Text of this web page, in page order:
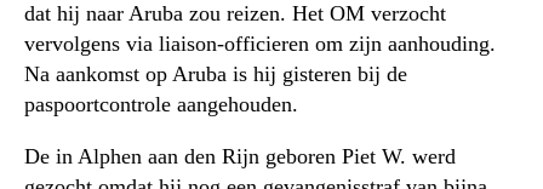
dat hij naar Aruba zou reizen. Het OM verzocht
vervolgens via liaison-officieren om zijn aanhouding.
Na aankomst op Aruba is hij gisteren bij de
paspoortcontrole aangehouden.
De in Alphen aan den Rijn geboren Piet W. werd